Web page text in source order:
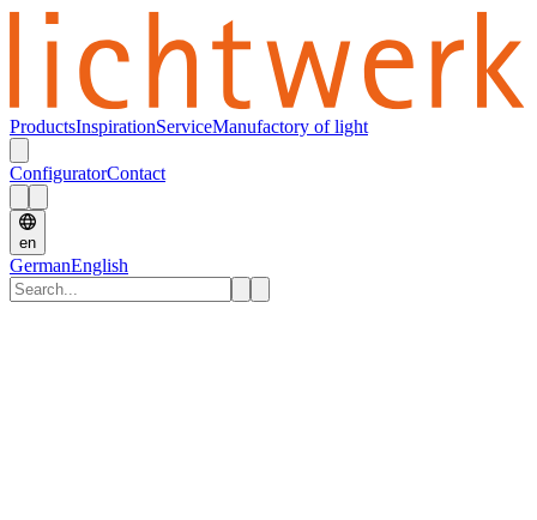
ProductsInspirationServiceManufactory of light
ConfiguratorContact
en
GermanEnglish